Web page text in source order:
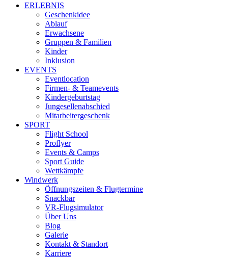
ERLEBNIS
Geschenkidee
Ablauf
Erwachsene
Gruppen & Familien
Kinder
Inklusion
EVENTS
Eventlocation
Firmen- & Teamevents
Kindergeburtstag
Jungesellenabschied
Mitarbeitergeschenk
SPORT
Flight School
Proflyer
Events & Camps
Sport Guide
Wettkämpfe
Windwerk
Öffnungszeiten & Flugtermine
Snackbar
VR-Flugsimulator
Über Uns
Blog
Galerie
Kontakt & Standort
Karriere